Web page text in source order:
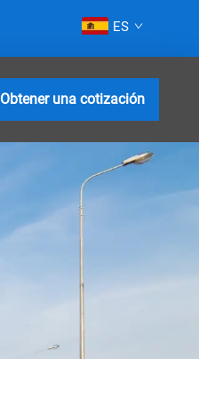
ES
Obtener una cotización